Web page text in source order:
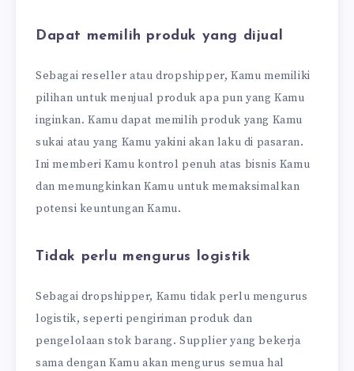
Dapat memilih produk yang dijual
Sebagai reseller atau dropshipper, Kamu memiliki
pilihan untuk menjual produk apa pun yang Kamu
inginkan. Kamu dapat memilih produk yang Kamu
sukai atau yang Kamu yakini akan laku di pasaran.
Ini memberi Kamu kontrol penuh atas bisnis Kamu
dan memungkinkan Kamu untuk memaksimalkan
potensi keuntungan Kamu.
Tidak perlu mengurus logistik
Sebagai dropshipper, Kamu tidak perlu mengurus
logistik, seperti pengiriman produk dan
pengelolaan stok barang. Supplier yang bekerja
sama dengan Kamu akan mengurus semua hal